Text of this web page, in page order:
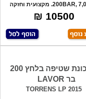
200BAR, 7,000W. מקצועית וחזקה
במיוחד. ס
10500 ₪
מכונת שטיפה בלחץ 200
בר LAVOR
TORRENS LP 2015